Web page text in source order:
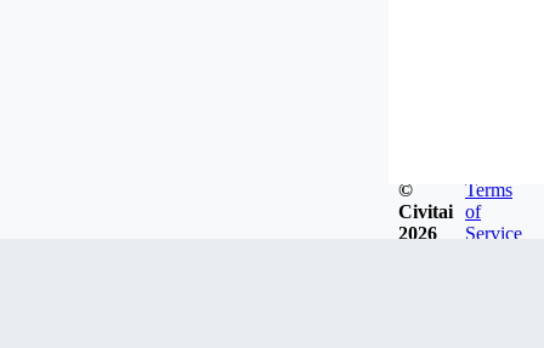
©
Civitai
2026
Terms
of
Service